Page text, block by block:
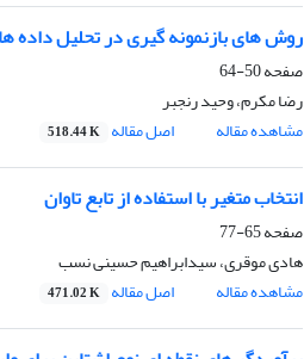
روش های بازنمونه گیری در تحلیل داده
صفحه50-64
رضا مکرم، وحید رنجبر
مشاهده مقاله
اصل مقاله 518.44 K
انتخاب متغیر با استفاده از تابع تاوان
صفحه65-77
هادی موقری، سیدابراهیم حسینی نسب
مشاهده مقاله
اصل مقاله 471.02 K